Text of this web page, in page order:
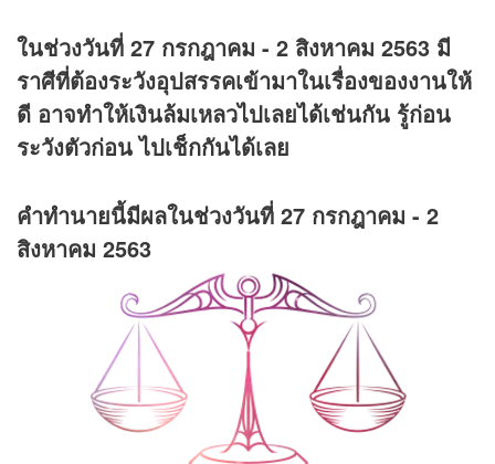
ในช่วงวันที่ 27 กรกฎาคม - 2 สิงหาคม 2563 มี
ราศีที่ต้องระวังอุปสรรคเข้ามาในเรื่องของงานให้
ดี อาจทำให้เงินล้มเหลวไปเลยได้เช่นกัน รู้ก่อน
ระวังตัวก่อน ไปเช็กกันได้เลย
คำทำนายนี้มีผลในช่วงวันที่ 27 กรกฎาคม - 2
สิงหาคม 2563